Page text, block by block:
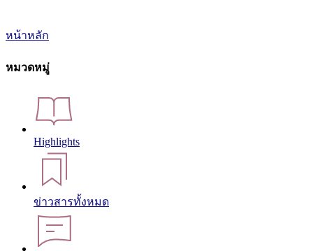
หน้าหลัก
หมวดหมู่
Highlights
ข่าวสารทั้งหมด